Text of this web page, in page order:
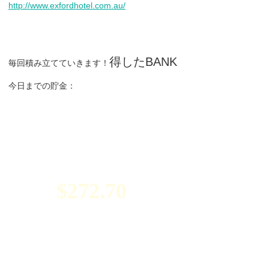
http://www.exfordhotel.com.au/
毎回積み立てていきます！ 得したBANK
今日までの貯金：
$272.70